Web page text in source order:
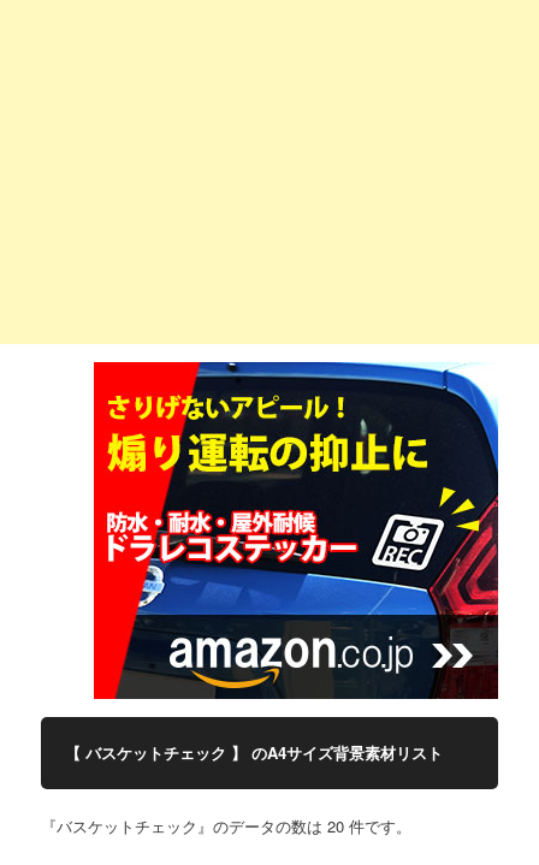
【 バスケットチェック 】 のA4サイズ背景素材リスト
『バスケットチェック』のデータの数は 20 件です。